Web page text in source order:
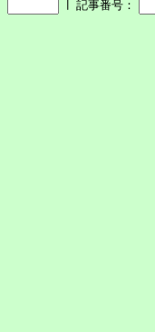
記事番号：